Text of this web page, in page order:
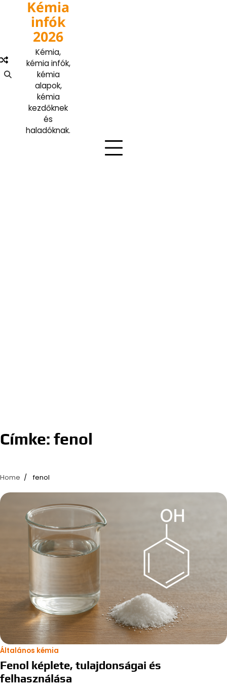
Kémia
infók
2026
Kémia,
kémia infók,
kémia
alapok,
kémia
kezdőknek
és
haladóknak.
Címke: fenol
Home fenol
Általános kémia
Fenol képlete, tulajdonságai és
felhasználása